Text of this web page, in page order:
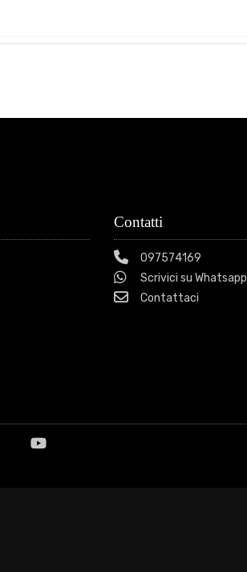
Contatti
097574169
Scrivici su Whatsapp
Contattaci